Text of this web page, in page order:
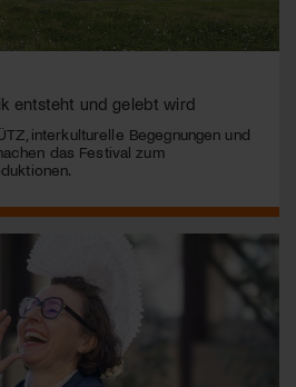
entsteht und gelebt wird
interkulturelle Begegnungen und
das Festival zum